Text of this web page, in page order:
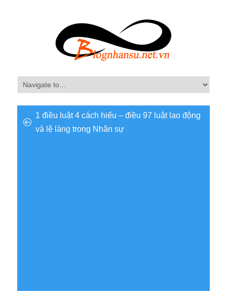
1 điều luật 4 cách hiểu – điều 97 luật lao động
và lệ làng trong Nhân sự